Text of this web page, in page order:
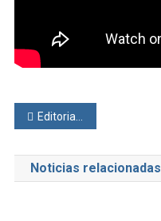
Navegación
de
entradas
Editorial programa domingo 02 de marzo de 2025
Noticias relacionadas